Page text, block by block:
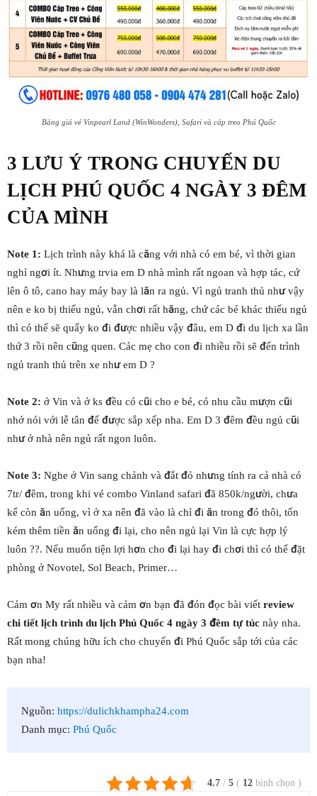
Bảng giá vé Vinpearl Land (WinWonders), Safari và cáp treo Phú Quốc
3 LƯU Ý TRONG CHUYẾN DU
LỊCH PHÚ QUỐC 4 NGÀY 3 ĐÊM
CỦA MÌNH
Note 1: Lịch trình này khá là căng với nhà có em bé, vì thời gian
nghỉ ngơi ít. Nhưng trvia em D nhà mình rất ngoan và hợp tác, cứ
lên ô tô, cano hay máy bay là lăn ra ngủ. Vì ngủ tranh thủ như vậy
nên e ko bị thiếu ngủ, vẫn chơi rất hăng, chứ các bé khác thiếu ngủ
thì có thể sẽ quấy ko đi được nhiều vậy đâu, em D đi du lịch xa lần
thứ 3 rồi nên cũng quen. Các mẹ cho con đi nhiều rồi sẽ đến trình
ngủ tranh thủ trên xe như em D ?
Note 2: ở Vin và ở ks đều có cũi cho e bé, có nhu cầu mượn cũi
nhớ nói với lễ tân để được sắp xếp nha. Em D 3 đêm đều ngủ cũi
như ở nhà nên ngủ rất ngon luôn.
Note 3: Nghe ở Vin sang chảnh và đắt đỏ nhưng tính ra cả nhà có
7tr/ đêm, trong khi vé combo Vinland safari đã 850k/người, chưa
kể còn ăn uống, vì ở xa nên đã vào là chỉ đi ăn trong đó thôi, tốn
kém thêm tiền ăn uống đi lại, cho nên ngủ lại Vin là cực hợp lý
luôn ??. Nếu muốn tiện lợi hơn cho đi lại hay đi chơi thì có thể đặt
phòng ở Novotel, Sol Beach, Primer…
Cảm ơn My rất nhiều và cảm ơn bạn đã đón đọc bài viết review
chi tiết lịch trình du lịch Phú Quốc 4 ngày 3 đêm tự túc này nha.
Rất mong chúng hữu ích cho chuyến đi Phú Quốc sắp tới của các
bạn nha!
Nguồn: https://dulichkhampha24.com
Danh mục: Phú Quốc
4.7 / 5 ( 12 bình chọn )